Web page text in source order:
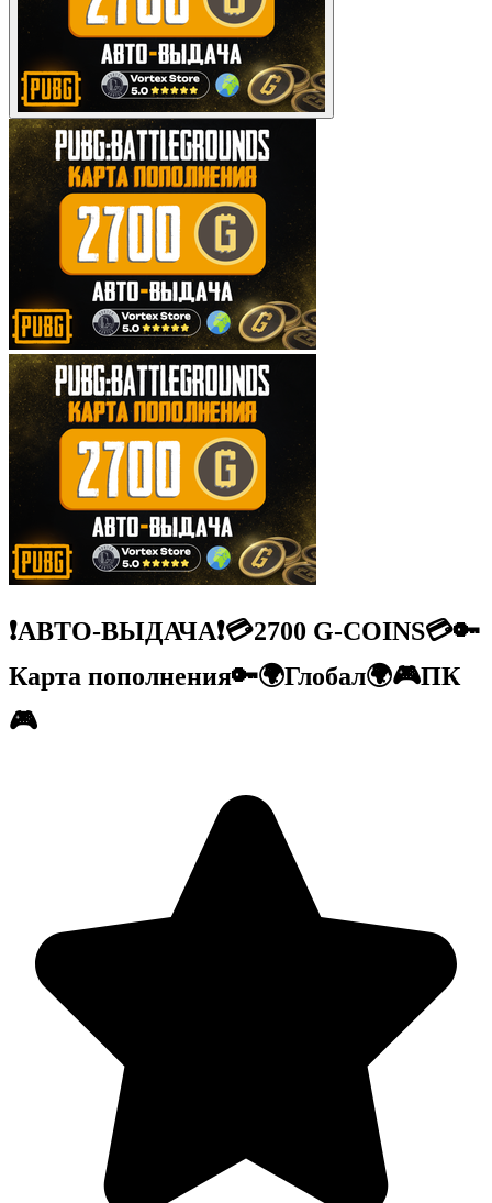
❗АВТО-ВЫДАЧА❗💳2700 G-COINS💳🔑
Карта пополнения🔑🌍Глобал🌍🎮ПК
🎮